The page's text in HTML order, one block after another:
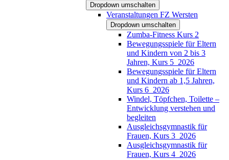
Dropdown umschalten
Veranstaltungen FZ Wersten
Dropdown umschalten
Zumba-Fitness Kurs 2
Bewegungsspiele für Eltern
und Kindern von 2 bis 3
Jahren, Kurs 5_2026
Bewegungsspiele für Eltern
und Kindern ab 1,5 Jahren,
Kurs 6_2026
Windel, Töpfchen, Toilette –
Entwicklung verstehen und
begleiten
Ausgleichsgymnastik für
Frauen, Kurs 3_2026
Ausgleichsgymnastik für
Frauen, Kurs 4_2026